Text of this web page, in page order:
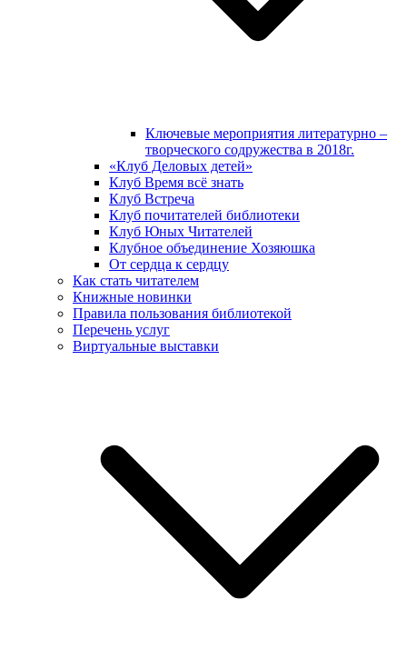
Ключевые мероприятия литературно –
творческого содружества в 2018г.
«Клуб Деловых детей»
Клуб Время всё знать
Клуб Встреча
Клуб почитателей библиотеки
Клуб Юных Читателей
Клубное объединение Хозяюшка
От сердца к сердцу
Как стать читателем
Книжные новинки
Правила пользования библиотекой
Перечень услуг
Виртуальные выставки